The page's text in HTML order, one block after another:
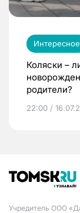
Интересное
Коляски –
родители?
22:00 /
Учредитель ООО